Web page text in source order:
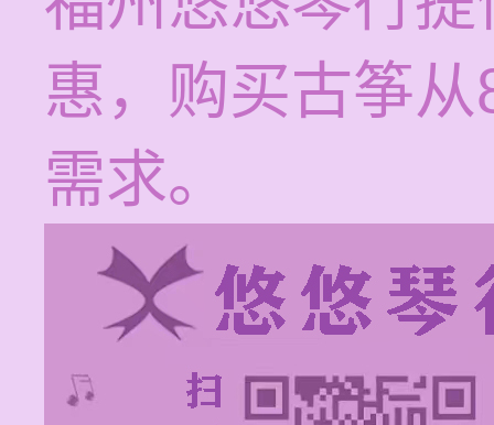
惠，购买古筝
需求。